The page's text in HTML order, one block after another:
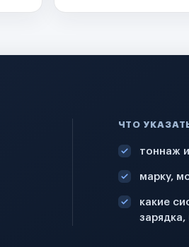
ЧТО
тоннаж
марку,
какие
зарядка,